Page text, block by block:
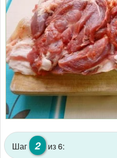
Шаг 2 из 6: